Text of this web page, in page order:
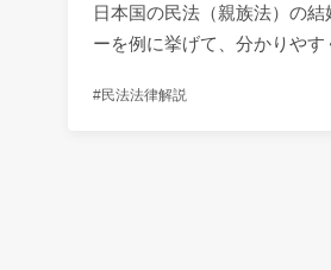
日本国の民法（親族法）の
ーを例に挙げて、分かりやす
民法法律解説